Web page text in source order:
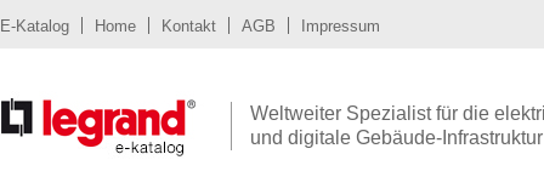
E-Katalog Home Kontakt AGB Impressum
Weltweiter Spezialist für die
und digitale Gebäude-Infrastruktur